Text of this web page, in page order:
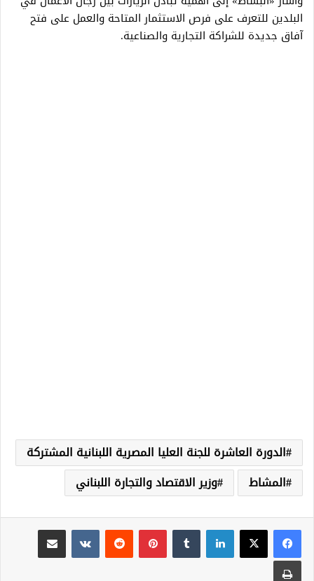
البلدين للتعرف على فرص الاستثمار المتاحة والعمل على فتح
آفاق جديدة للشراكة التجارية والصناعية.
الدورة العاشرة للجنة العليا المصرية اللبنانية المشتركة
المشاط
وزير الاقتصاد والتجارة اللبناني
لينكدإن بينتيريست